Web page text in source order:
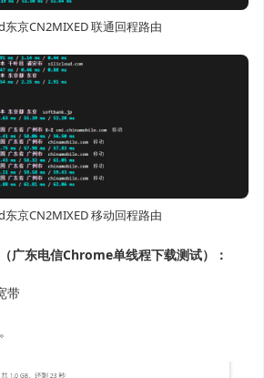
东京CN2MIXED 联通回程路由
东京CN2MIXED 移动回程路由
广东电信Chrome单线程下载测试）：
带